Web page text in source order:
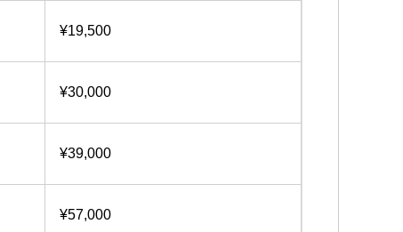
¥19,500
¥30,000
¥39,000
¥57,000